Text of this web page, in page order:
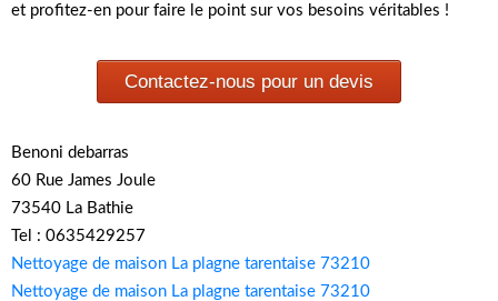
et profitez-en pour faire le point sur vos besoins véritables !
Contactez-nous pour un devis
Benoni debarras
60 Rue James Joule
73540 La Bathie
Tel : 0635429257
Nettoyage de maison La plagne tarentaise 73210
Nettoyage de maison La plagne tarentaise 73210